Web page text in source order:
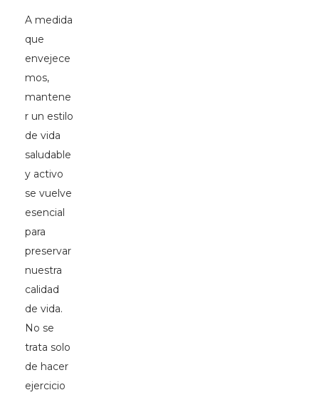
A medida
que
envejece
mos,
mantene
r un estilo
de vida
saludable
y activo
se vuelve
esencial
para
preservar
nuestra
calidad
de vida.
No se
trata solo
de hacer
ejercicio